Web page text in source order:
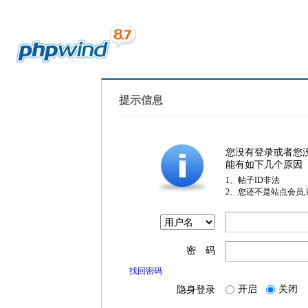
提示信息
您没有登录或者您
能有如下几个原因
1、帖子ID非法
2、您还不是站点会员
密 码
找回密码
隐身登录 开启 关闭